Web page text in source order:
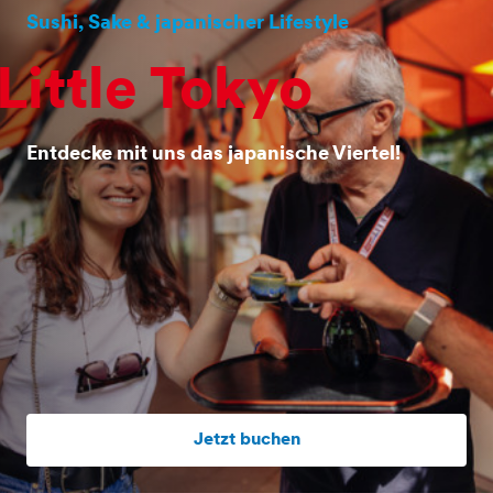
Sushi, Sake & japanischer Lifestyle
Tokyo
Entdecke mit uns das japanische Viertel!
Jetzt buchen